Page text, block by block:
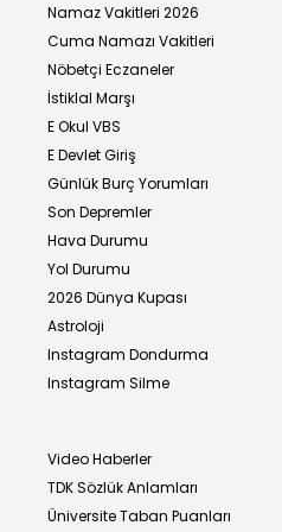
Namaz Vakitleri 2026
Cuma Namazı Vakitleri
Nöbetçi Eczaneler
İstiklal Marşı
E Okul VBS
E Devlet Giriş
Günlük Burç Yorumları
Son Depremler
Hava Durumu
Yol Durumu
2026 Dünya Kupası
Astroloji
Instagram Dondurma
Instagram Silme
Video Haberler
TDK Sözlük Anlamları
Üniversite Taban Puanları